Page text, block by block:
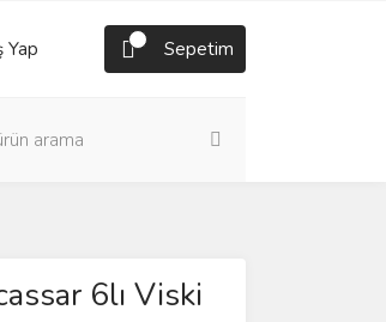
Yap Sepetim
6lı Viski